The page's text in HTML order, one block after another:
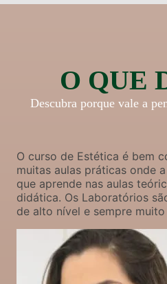
O QUE
Descubra porque vale a
O curso de Estética é bem
muitas aulas práticas onde
que aprende nas aulas
didática. Os Laboratórios
de alto nível e sempre